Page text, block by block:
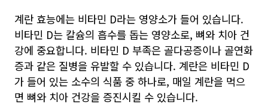
계란 효능에는 비타민 D라는 영양소가 들어 있습니다.
비타민 D는 칼슘의 흡수를 돕는 영양소로, 뼈와 치아 건
강에 중요합니다. 비타민 D 부족은 골다공증이나 골연화
증과 같은 질병을 유발할 수 있습니다. 계란은 비타민 D
가 들어 있는 소수의 식품 중 하나로, 매일 계란을 먹으
면 뼈와 치아 건강을 증진시킬 수 있습니다.